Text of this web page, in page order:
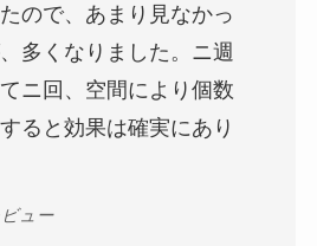
ので、あまり見なかっ
多くなりました。ニ週
ニ回、空間により個数
ると効果は確実にあり
ュー